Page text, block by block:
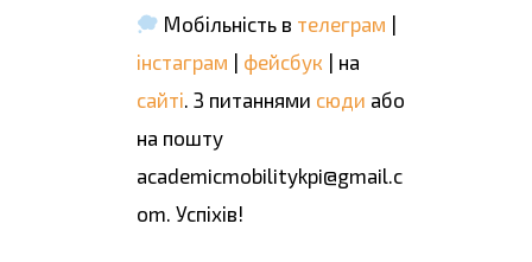
Мобільність в телеграм
інстаграм
фейсбук | на
сайті. З питаннями сюди або
на пошту
academicmobilitykpi@gmail.c
om. Успіхів!